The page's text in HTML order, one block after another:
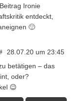
Ironie
entdeckt,
🙂
28.07.20 um 23:45
betätigen – das
oder?
😉